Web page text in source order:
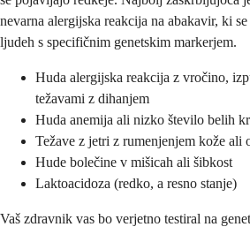
nevarna alergijska reakcija na abakavir, ki
ljudeh s specifičnim genetskim markerjem.
Huda alergijska reakcija z vročino,
težavami z dihanjem
Huda anemija ali nizko število belih
Težave z jetri z rumenjenjem kože ali
Hude bolečine v mišicah ali šibkost
Laktoacidoza (redko, a resno stanje)
Vaš zdravnik vas bo verjetno testiral na